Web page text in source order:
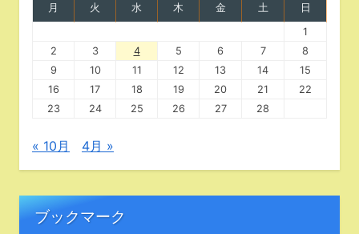
月 火 水 木 金 土
日
1
2
3 4 5 6 7
8
9
10 11 12 13 14
15
16
17 18 19 20 21
22
23
24 25 26 27 28
« 10月 4月 »
ブックマーク